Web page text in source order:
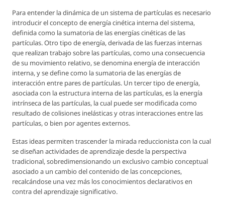
Para entender la dinámica de un sistema de partículas es necesario
introducir el concepto de energía cinética interna del sistema,
definida como la sumatoria de las energías cinéticas de las
partículas. Otro tipo de energía, derivada de las fuerzas internas
que realizan trabajo sobre las partículas, como una consecuencia
de su movimiento relativo, se denomina energía de interacción
interna, y se define como la sumatoria de las energías de
interacción entre pares de partículas. Un tercer tipo de energía,
asociada con la estructura interna de las partículas, es la energía
intrínseca de las partículas, la cual puede ser modificada como
resultado de colisiones inelásticas y otras interacciones entre las
partículas, o bien por agentes externos.
Estas ideas permiten trascender la mirada reduccionista con la cual
se diseñan actividades de aprendizaje desde la perspectiva
tradicional, sobredimensionando un exclusivo cambio conceptual
asociado a un cambio del contenido de las concepciones,
recalcándose una vez más los conocimientos declarativos en
contra del aprendizaje significativo.